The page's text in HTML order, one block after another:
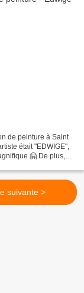
de peinture à Saint
était "EDWIGE",
🤗 De plus,
suivante >